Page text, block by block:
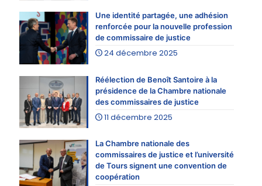
Une identité partagée, une adhésion
renforcée pour la nouvelle profession
de commissaire de justice
24 décembre 2025
Réélection de Benoît Santoire à la
présidence de la Chambre nationale
des commissaires de justice
11 décembre 2025
La Chambre nationale des
commissaires de justice et l’université
de Tours signent une convention de
coopération